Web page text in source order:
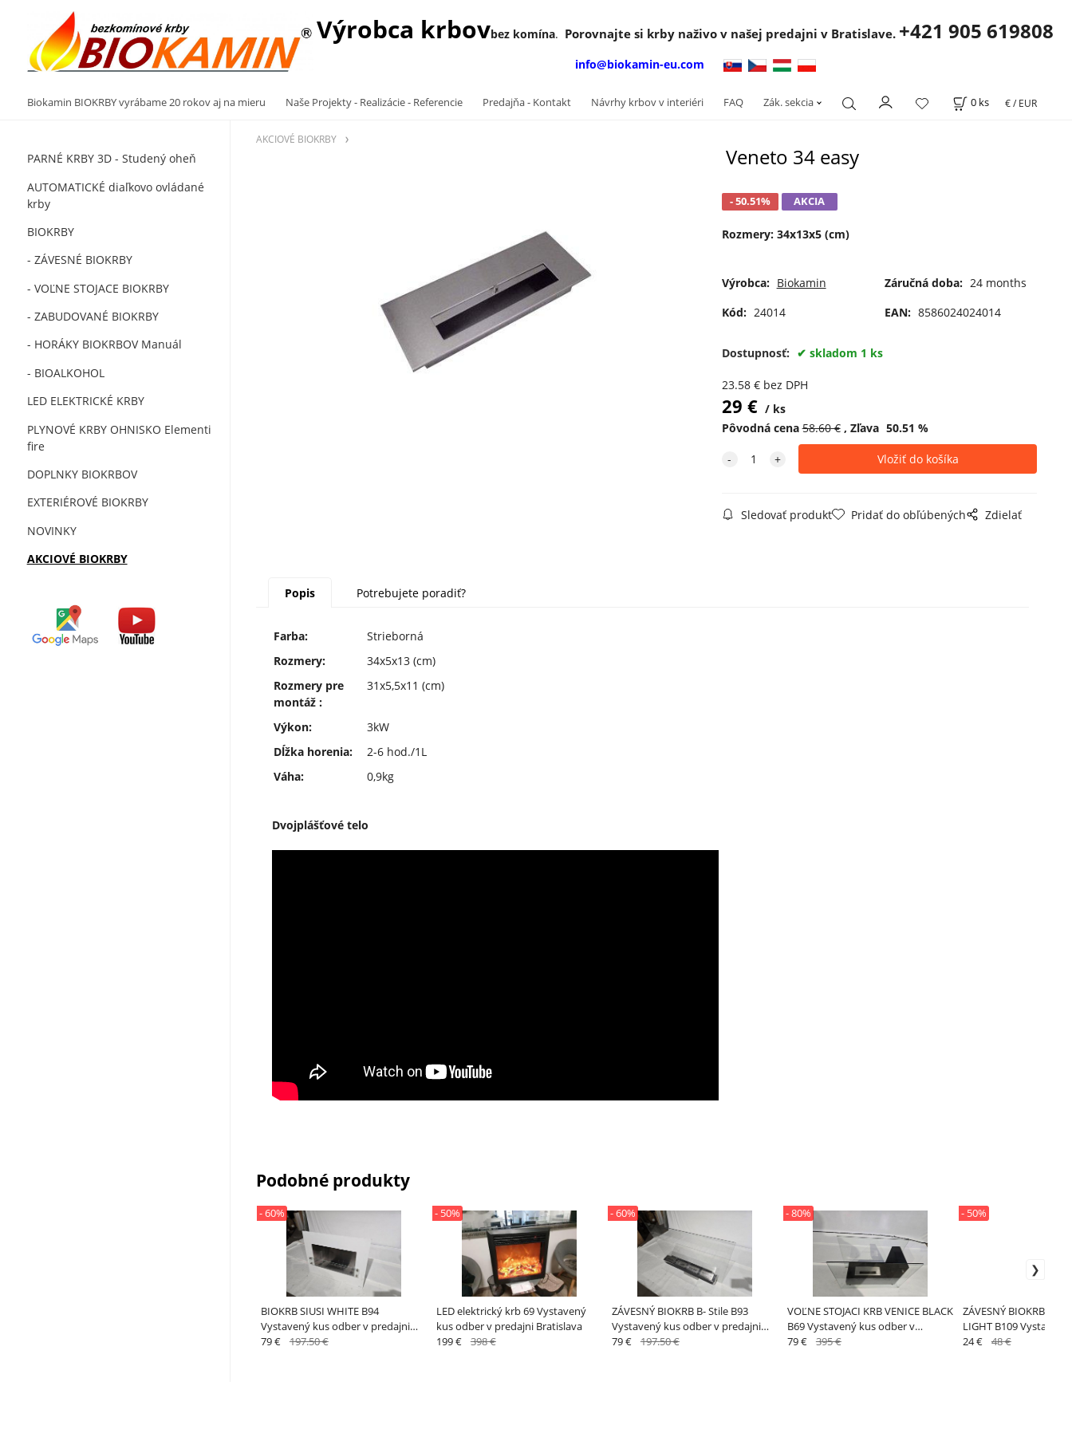
Výrobca krbovbez komína. Porovnajte si krby naživo v našej predajni v Bratislave. +421 905 619808
info@biokamin-eu.com
Biokamin BIOKRBY vyrábame 20 rokov aj na mieru Naše Projekty - Realizácie - Referencie Predajňa - Kontakt Návrhy krbov v interiéri FAQ Zák. sekcia 0 ks € / EUR
PARNÉ KRBY 3D - Studený oheň
AUTOMATICKÉ diaľkovo ovládané
krby
BIOKRBY
- ZÁVESNÉ BIOKRBY
- VOĽNE STOJACE BIOKRBY
- ZABUDOVANÉ BIOKRBY
- HORÁKY BIOKRBOV Manuál
- BIOALKOHOL
LED ELEKTRICKÉ KRBY
PLYNOVÉ KRBY OHNISKO Elementi
fire
DOPLNKY BIOKRBOV
EXTERIÉROVÉ BIOKRBY
NOVINKY
AKCIOVÉ BIOKRBY
AKCIOVÉ BIOKRBY
Veneto 34 easy
- 50.51% AKCIA
Rozmery: 34x13x5 (cm)
Výrobca: Biokamin Záručná doba: 24 months
Kód: 24014 EAN: 8586024024014
Dostupnosť: skladom 1 ks
23.58€ bez DPH
29 €
ks
Pôvodná cena 58.60€ Zľava 50.51 %
Sledovať produkt Pridať do obľúbených Zdielať
Popis Potrebujete poradiť?
Farba:
Strieborná
Rozmery:
34x5x13 (cm)
Rozmery pre
montáž :
31x5,5x11 (cm)
Výkon:
3kW
Dĺžka horenia:
2-6 hod./1L
Váha:
0,9kg
Dvojplášťové telo
Podobné produkty
BIOKRB SIUSI WHITE B94
Vystavený kus odber v predajni
Bratislava
- 60%
79 € 197.50 €
LED elektrický krb 69 Vystavený
kus odber v predajni Bratislava
- 50%
199 € 398 €
ZÁVESNÝ BIOKRB B- Stile B93
Vystavený kus odber v predajni
Bratislava
- 60%
79 € 197.50 €
VOĽNE STOJACI KRB VENICE BLACK
B69 Vystavený kus odber v
predajni Bratislava
- 80%
79 € 395 €
ZÁVESNÝ BIOKRB
LIGHT B109
predajni Bratislava
- 50%
24 € 48 €